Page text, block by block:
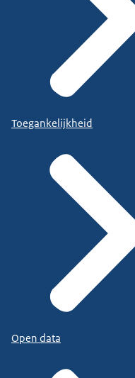
Toegankelijkheid
Open data